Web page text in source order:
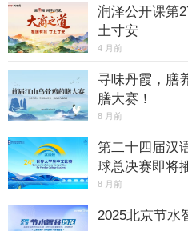
润泽公开课第
土寸安
4 月前
寻味丹霞，膳
膳大赛！
8 月前
第二十四届汉
球总决赛即将
8 月前
2025北京节水